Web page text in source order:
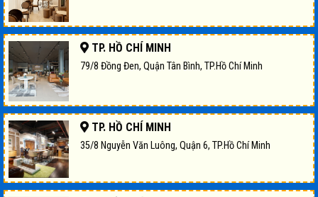
TP. HỒ CHÍ MINH
79/8 Đồng Đen, Quận Tân Bình, TP.Hồ Chí Minh
TP. HỒ CHÍ MINH
35/8 Nguyễn Văn Luông, Quận 6, TP.Hồ Chí Minh